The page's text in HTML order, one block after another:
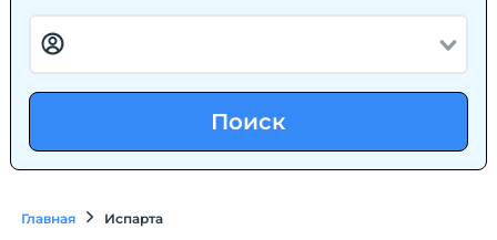
Поиск
Главная Испарта